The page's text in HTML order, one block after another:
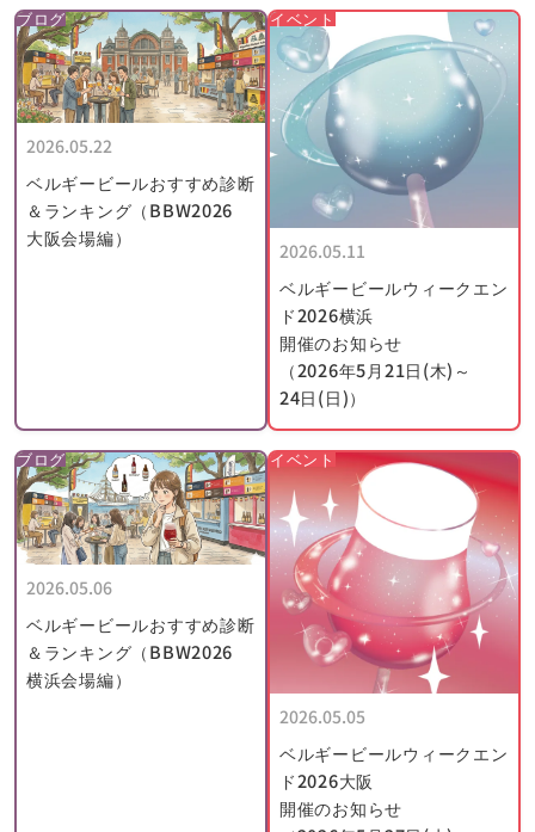
ブログ
2026.05.22
ベルギービールおすすめ診断
＆ランキング（BBW2026
大阪会場編）
イベント
2026.05.11
ベルギービールウィークエン
ド2026横浜
開催のお知らせ
（2026年5月21日(木)～
24日(日)）
ブログ
2026.05.06
ベルギービールおすすめ診断
＆ランキング（BBW2026
横浜会場編）
イベント
2026.05.05
ベルギービールウィークエン
ド2026大阪
開催のお知らせ